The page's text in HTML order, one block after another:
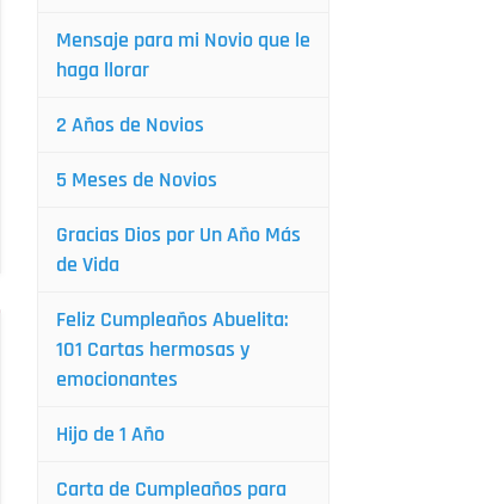
Mensaje para mi Novio que le
haga llorar
2 Años de Novios
5 Meses de Novios
Gracias Dios por Un Año Más
de Vida
Feliz Cumpleaños Abuelita:
101 Cartas hermosas y
emocionantes
Hijo de 1 Año
Carta de Cumpleaños para